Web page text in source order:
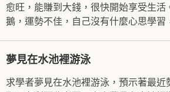
愈旺，能賺到大錢，很快開始享受生活
鵝，運勢不佳，自己沒有什麼心思學習
夢見在水池裡游泳
求學者夢見在水池裡游泳，預示著最近